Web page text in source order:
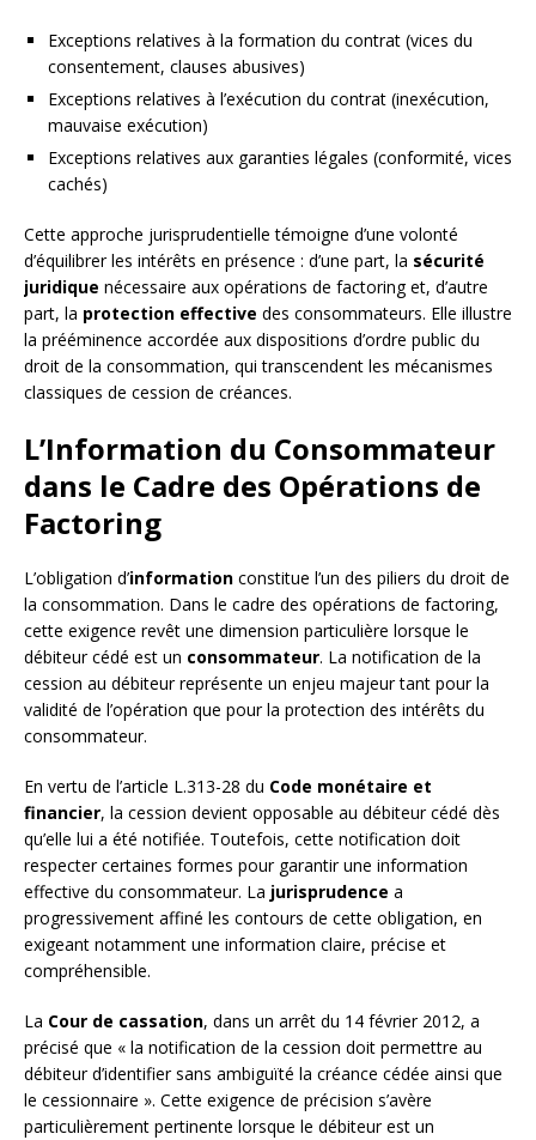
Exceptions relatives à la formation du contrat (vices du
consentement, clauses abusives)
Exceptions relatives à l’exécution du contrat (inexécution,
mauvaise exécution)
Exceptions relatives aux garanties légales (conformité, vices
cachés)
Cette approche jurisprudentielle témoigne d’une volonté
d’équilibrer les intérêts en présence : d’une part, la sécurité
juridique nécessaire aux opérations de factoring et, d’autre
part, la protection effective des consommateurs. Elle illustre
la prééminence accordée aux dispositions d’ordre public du
droit de la consommation, qui transcendent les mécanismes
classiques de cession de créances.
L’Information du Consommateur
dans le Cadre des Opérations de
Factoring
L’obligation d’information constitue l’un des piliers du droit de
la consommation. Dans le cadre des opérations de factoring,
cette exigence revêt une dimension particulière lorsque le
débiteur cédé est un consommateur. La notification de la
cession au débiteur représente un enjeu majeur tant pour la
validité de l’opération que pour la protection des intérêts du
consommateur.
En vertu de l’article L.313-28 du Code monétaire et
financier, la cession devient opposable au débiteur cédé dès
qu’elle lui a été notifiée. Toutefois, cette notification doit
respecter certaines formes pour garantir une information
effective du consommateur. La jurisprudence a
progressivement affiné les contours de cette obligation, en
exigeant notamment une information claire, précise et
compréhensible.
La Cour de cassation, dans un arrêt du 14 février 2012, a
précisé que « la notification de la cession doit permettre au
débiteur d’identifier sans ambiguïté la créance cédée ainsi que
le cessionnaire ». Cette exigence de précision s’avère
particulièrement pertinente lorsque le débiteur est un